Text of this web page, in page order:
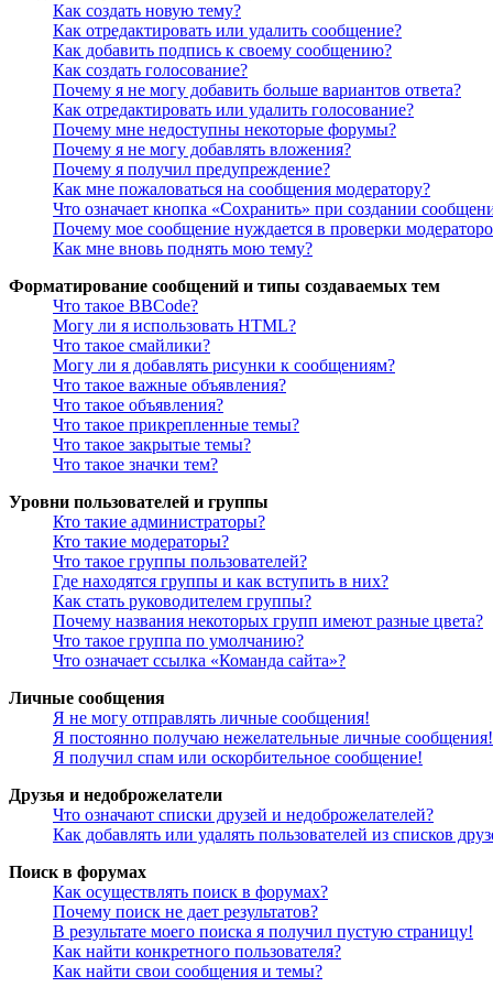
Как создать новую тему?
Как отредактировать или удалить сообщение?
Как добавить подпись к своему сообщению?
Как создать голосование?
Почему я не могу добавить больше вариантов ответа?
Как отредактировать или удалить голосование?
Почему мне недоступны некоторые форумы?
Почему я не могу добавлять вложения?
Почему я получил предупреждение?
Как мне пожаловаться на сообщения модератору?
Что означает кнопка «Сохранить» при создании
Почему мое сообщение нуждается в проверки
Как мне вновь поднять мою тему?
Форматирование сообщений и типы создаваемых тем
Что такое BBCode?
Могу ли я использовать HTML?
Что такое смайлики?
Могу ли я добавлять рисунки к сообщениям?
Что такое важные объявления?
Что такое объявления?
Что такое прикрепленные темы?
Что такое закрытые темы?
Что такое значки тем?
Уровни пользователей и группы
Кто такие администраторы?
Кто такие модераторы?
Что такое группы пользователей?
Где находятся группы и как вступить в них?
Как стать руководителем группы?
Почему названия некоторых групп имеют разные цвета?
Что такое группа по умолчанию?
Что означает ссылка «Команда сайта»?
Личные сообщения
Я не могу отправлять личные сообщения!
Я постоянно получаю нежелательные личные сообщения!
Я получил спам или оскорбительное сообщение!
Друзья и недоброжелатели
Что означают списки друзей и недоброжелателей?
Как добавлять или удалять пользователей из списков
Поиск в форумах
Как осуществлять поиск в форумах?
Почему поиск не дает результатов?
В результате моего поиска я получил пустую страницу!
Как найти конкретного пользователя?
Как найти свои сообщения и темы?